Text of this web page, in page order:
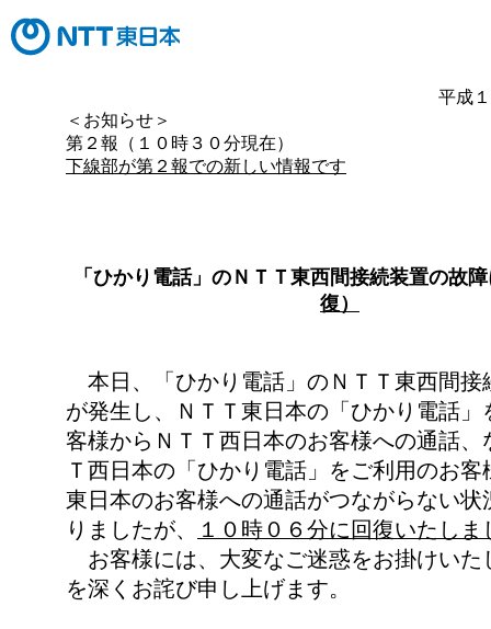
平成
＜お知らせ＞
第２報（１０時３０分現在）
下線部が第２報での新しい情報です
「ひかり電話」のＮＴＴ東西間接続装置の故
復）
本日、「ひかり電話」のＮＴＴ東西間接
が発生し、ＮＴＴ東日本の「ひかり電話」
客様からＮＴＴ西日本のお客様への通話、
Ｔ西日本の「ひかり電話」をご利用のお客
東日本のお客様への通話がつながらない状
りましたが、
１０時０６分に回復いたしま
お客様には、大変なご迷惑をお掛けいた
を深くお詫び申し上げます。